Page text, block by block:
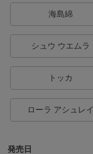
海島綿
シュウ ウエムラ
トッカ
ローラ アシュレイ
発売日